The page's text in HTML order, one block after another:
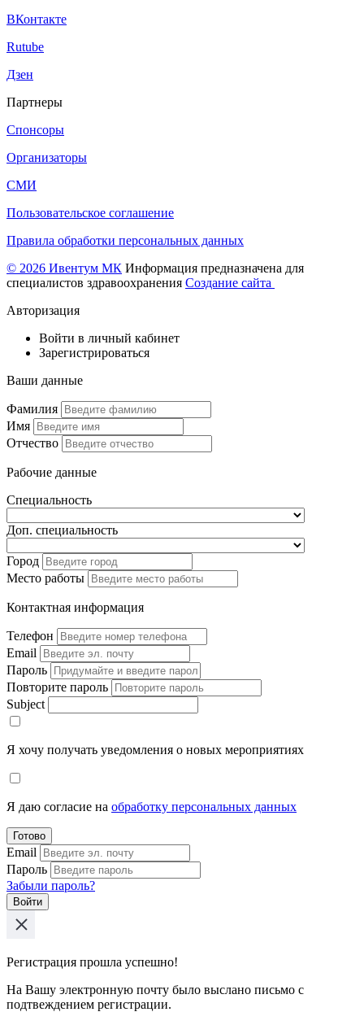
ВКонтакте
Rutube
Дзен
Партнеры
Спонсоры
Организаторы
СМИ
Пользовательское соглашение
Правила обработки персональных данных
© 2026 Ивентум МК Информация предназначена для
специалистов здравоохранения Создание сайта
Авторизация
Войти в личный кабинет
Зарегистрироваться
Ваши данные
Фамилия
Имя
Отчество
Рабочие данные
Специальность
Доп. специальность
Город
Место работы
Контактная информация
Телефон
Email
Пароль
Повторите пароль
Subject
Я хочу получать уведомления о новых мероприятиях
Я даю согласие на обработку персональных данных
Готово
Email
Пароль
Забыли пароль?
Войти
Регистрация прошла успешно!
На Вашу электронную почту было выслано письмо с
подтвеждением регистрации.